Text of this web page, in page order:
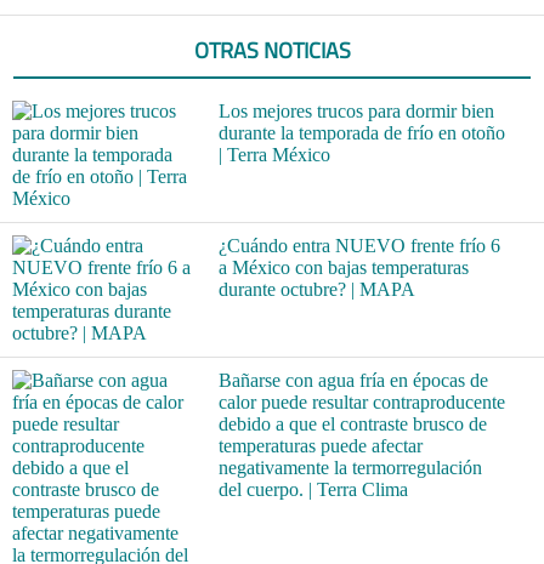
OTRAS NOTICIAS
Los mejores trucos para dormir bien
durante la temporada de frío en otoño
| Terra México
¿Cuándo entra NUEVO frente frío 6
a México con bajas temperaturas
durante octubre? | MAPA
Bañarse con agua fría en épocas de
calor puede resultar contraproducente
debido a que el contraste brusco de
temperaturas puede afectar
negativamente la termorregulación
del cuerpo. | Terra Clima